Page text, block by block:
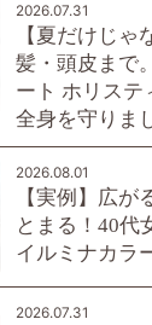
2026.07.31
【夏だけじ
髪・頭皮まで
ート ホリステ
全身を守りま
2026.08.01
【実例】広が
とまる！40代
イルミナカラ
2026.07.31